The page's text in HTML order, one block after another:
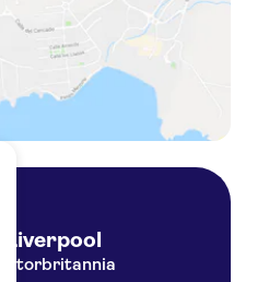
Liverpool
Storbritannia